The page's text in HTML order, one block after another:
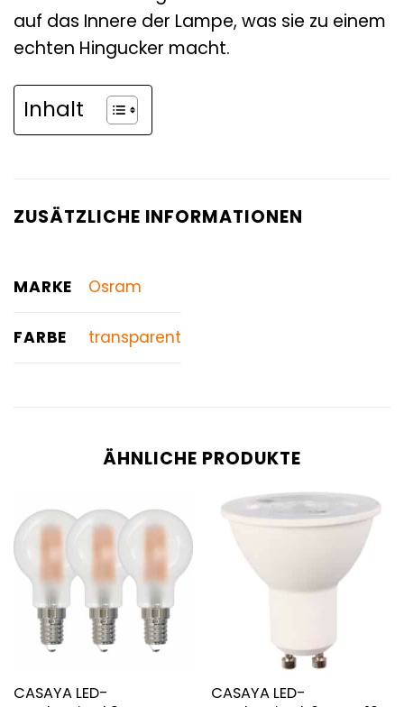
auf das Innere der Lampe, was sie zu einem
echten Hingucker macht.
Inhalt
ZUSÄTZLICHE INFORMATIONEN
MARKE Osram
FARBE transparent
ÄHNLICHE PRODUKTE
CASAYA LED-
CASAYA LED-